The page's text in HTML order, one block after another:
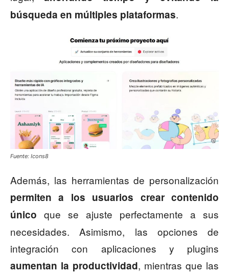
búsqueda en múltiples plataformas.
Fuente: Icons8
Además, las herramientas de personalización
permiten a los usuarios crear contenido
único que se ajuste perfectamente a sus
necesidades. Asimismo, las opciones de
integración con aplicaciones y plugins
aumentan la productividad, mientras que las